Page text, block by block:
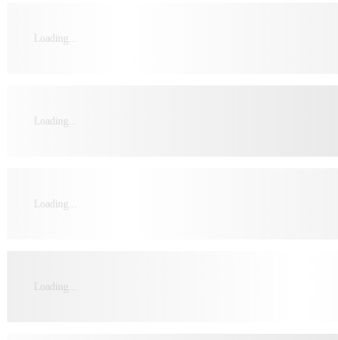
Loading...
Loading...
Loading...
Loading...